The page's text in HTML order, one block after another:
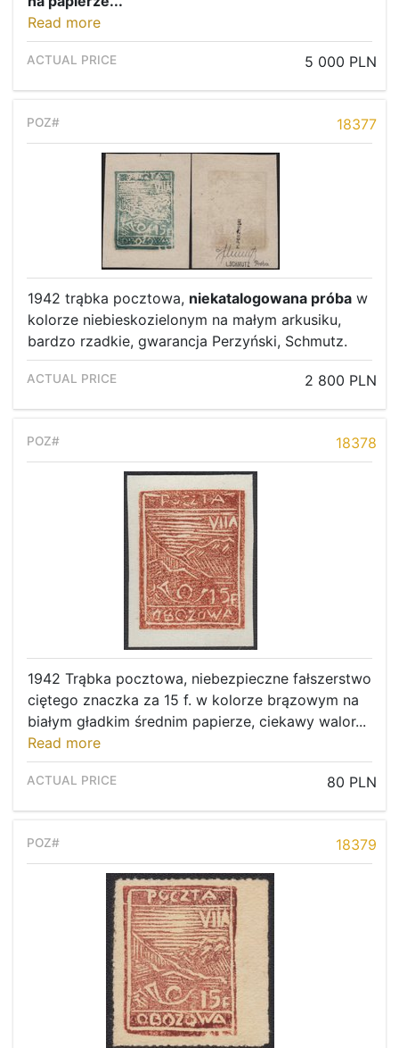
Read more
5 000 PLN
18377
1942 trąbka pocztowa, niekatalogowana próba w
kolorze niebieskozielonym na małym arkusiku,
bardzo rzadkie, gwarancja Perzyński, Schmutz.
2 800 PLN
18378
1942 Trąbka pocztowa, niebezpieczne fałszerstwo
ciętego znaczka za 15 f. w kolorze brązowym na
białym gładkim średnim papierze, ciekawy walor...
Read more
80 PLN
18379